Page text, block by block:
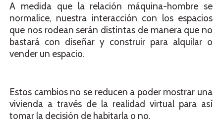
A medida que la relación máquina-hombre se
normalice, nuestra interacción con los espacios
que nos rodean serán distintas de manera que no
bastará con diseñar y construir para alquilar o
vender un espacio.
Estos cambios no se reducen a poder mostrar una
vivienda a través de la realidad virtual para así
tomar la decisión de habitarla o no.